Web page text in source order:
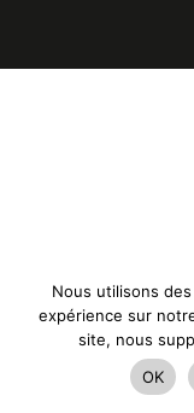
Nous utilisons
expérience sur
site, nous
OK